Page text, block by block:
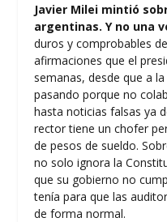
Javier Milei mintió
argentinas. Y no una
duros y comprobables
afirmaciones que el
semanas, desde que a
pasando porque no
hasta noticias falsas ya
rector tiene un chofer
de pesos de sueldo.
no solo ignora la
que su gobierno no
tenía para que las
de forma normal.